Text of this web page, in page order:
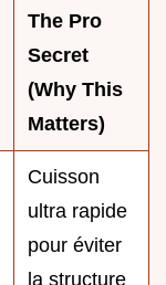
The Pro
Secret
(Why This
Matters)
Cuisson
ultra rapide
pour éviter
la structure